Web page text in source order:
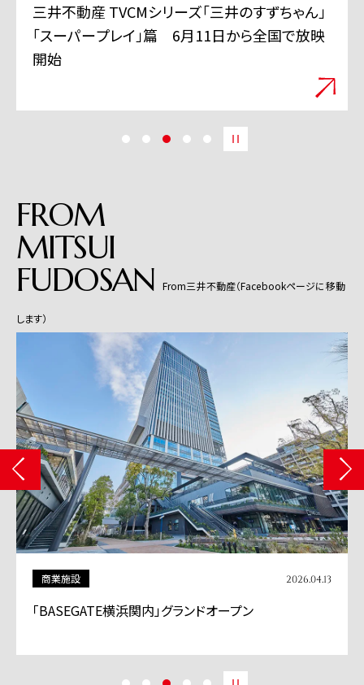
三井不動産 TVCMシリーズ「三井のすずちゃん」
「スーパープレイ」篇 6月11日から全国で放映
開始
FROM
MITSUI
FUDOSAN From三井不動産（Facebookページに移動
します）
商業施設 2026.04.13
「BASEGATE横浜関内」グランドオープン